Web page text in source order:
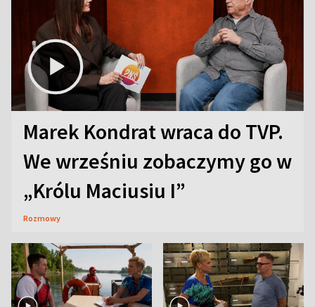
Marek Kondrat wraca do TVP.
We wrześniu zobaczymy go w
„Królu Maciusiu I”
Rozmowy